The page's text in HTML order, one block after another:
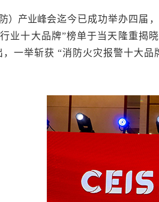
）产业峰会迄今已成功举办四届
业十大品牌”榜单于当天隆重揭
，一举斩获 “消防火灾报警十大品